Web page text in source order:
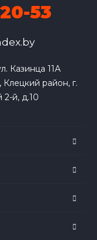
53
Казинца 11А
район, г.
2-й, д.10